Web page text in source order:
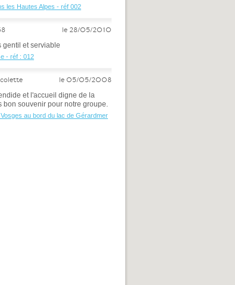
les Hautes Alpes - réf 002
le 28/05/2010
gentil et serviable
- réf : 012
le 05/05/2008
et l'accueil digne de la
bon souvenir pour notre groupe.
au bord du lac de Gérardmer